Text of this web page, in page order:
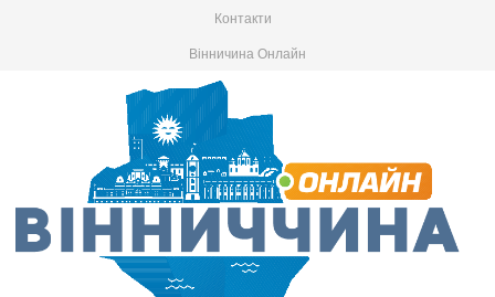
Контакти
Вінничина Онлайн